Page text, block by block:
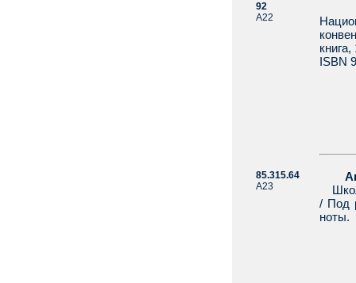
92
А22
ISBN
85.315.64
А23
/ Под
ноты.